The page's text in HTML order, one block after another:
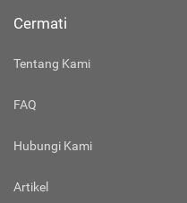
Cermati
Tentang Kami
FAQ
Hubungi Kami
Artikel